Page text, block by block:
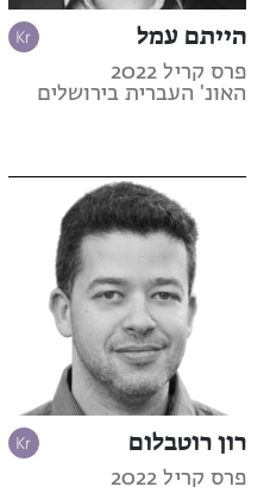
הייתם עמל
פרס קריל 2022
האונ' העברית בירושלים
רון רוטבלום
פרס קריל 2022